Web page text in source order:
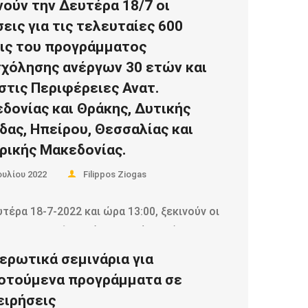
forologikwn-kai-asfalistikwn-ofeilwn-
doseis-kai-h-epanentaxh-stis-palaies-
more
την Δευτέρα 18/7 οι
για τις τελευταίες 600
του προγράμματος
ανέργων 30 ετών και
Περιφέρειες Ανατ.
και Θράκης, Δυτικής
Ηπείρου, Θεσσαλίας και
Μακεδονίας.
2022 Filippos Ziogas
18-7-2022 και ώρα 13:00, ξεκινούν οι
για τις τελευταίες 600 θέσεις (Δ’
more
σεμινάρια για
προγράμματα σε